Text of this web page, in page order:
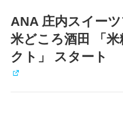
ANA 庄内スイー
米どころ酒田 「
クト」 スタート